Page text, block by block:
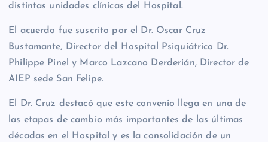
distintas unidades clínicas del Hospital.
El acuerdo fue suscrito por el Dr. Oscar Cruz
Bustamante, Director del Hospital Psiquiátrico Dr.
Philippe Pinel y Marco Lazcano Derderián, Director de
AIEP sede San Felipe.
El Dr. Cruz destacó que este convenio llega en una de
las etapas de cambio más importantes de las últimas
décadas en el Hospital y es la consolidación de un